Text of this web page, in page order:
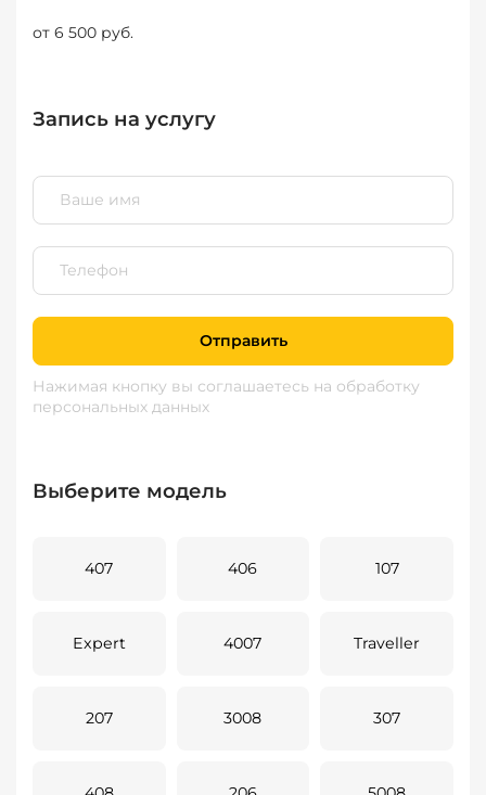
от 6 500 руб.
Запись на услугу
Отправить
Нажимая кнопку вы соглашаетесь на обработку
персональных данных
Выберите модель
407 406 107
Expert 4007 Traveller
207 3008 307